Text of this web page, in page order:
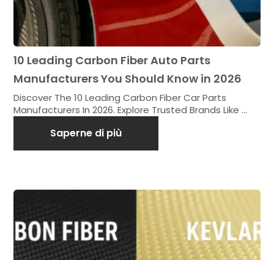
10 Leading Carbon Fiber Auto Parts
Manufacturers You Should Know in 2026
Discover The 10 Leading Carbon Fiber Car Parts
Manufacturers In 2026. Explore Trusted Brands Like ...
Saperne di più